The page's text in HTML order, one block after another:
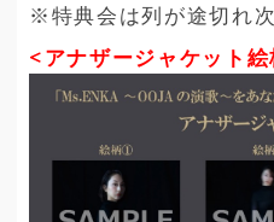
※特典会は列が途切れ
<アナザージャケット絵